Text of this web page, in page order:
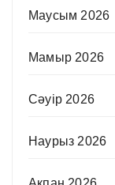
Маусым 2026
Мамыр 2026
Сәуір 2026
Наурыз 2026